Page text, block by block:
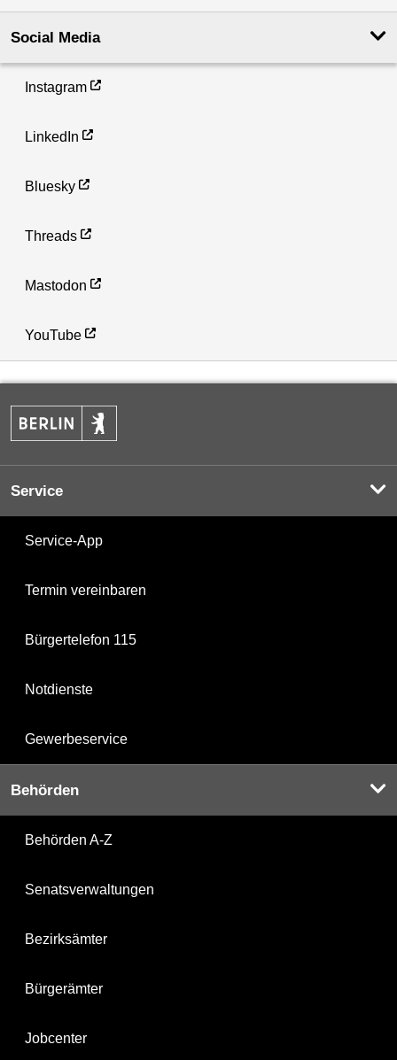
Social Media
Instagram
LinkedIn
Bluesky
Threads
Mastodon
YouTube
Service
Service-App
Termin vereinbaren
Bürgertelefon 115
Notdienste
Gewerbeservice
Behörden
Behörden A-Z
Senatsverwaltungen
Bezirksämter
Bürgerämter
Jobcenter